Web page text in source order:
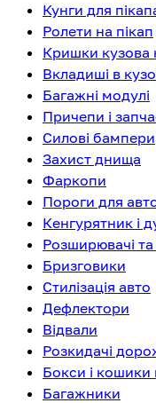
Кунги для
Ролети на пікап
Кришки кузова
Вкладиші в
Багажні модулі
Причепи і
Силові бампери
Захист днища
Фаркопи
Пороги для
Кенгурятник і
Розширювачі
Бризговики
Стилізація авто
Дефлектори
Відвали
Розкидачі
Бокси і кошики
Багажники